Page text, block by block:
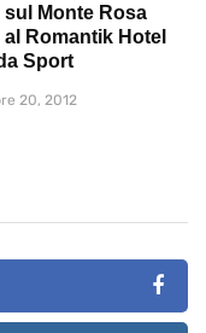
sul Monte Rosa
Romantik Hotel
Sport
20, 2012